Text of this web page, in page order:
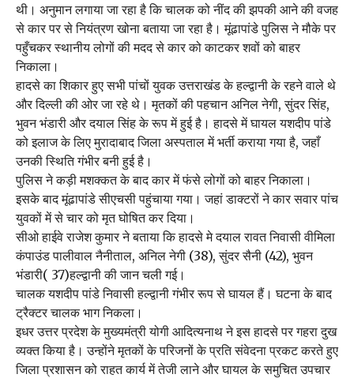
थी। अनुमान लगाया जा रहा है कि चालक को नींद की झपकी आने की वजह
से कार पर से नियंत्रण खोना बताया जा रहा है। मूंढापांडे पुलिस ने मौके पर
पहुँचकर स्थानीय लोगों की मदद से कार को काटकर शवों को बाहर
निकाला।
हादसे का शिकार हुए सभी पांचों युवक उत्तराखंड के हल्द्वानी के रहने वाले थे
और दिल्ली की ओर जा रहे थे। मृतकों की पहचान अनिल नेगी, सुंदर सिंह,
भुवन भंडारी और दयाल सिंह के रूप में हुई है। हादसे में घायल यशदीप पांडे
को इलाज के लिए मुरादाबाद जिला अस्पताल में भर्ती कराया गया है, जहाँ
उनकी स्थिति गंभीर बनी हुई है।
पुलिस ने कड़ी मशक्कत के बाद कार में फंसे लोगों को बाहर निकाला।
इसके बाद मूंढापांडे सीएचसी पहुंचाया गया। जहां डाक्टरों ने कार सवार पांच
युवकों में से चार को मृत घोषित कर दिया।
सीओ हाईवे राजेश कुमार ने बताया कि हादसे मे दयाल रावत निवासी वीमिला
कंपाउंड पालीवाल नैनीताल, अनिल नेगी (38), सुंदर सैनी (42), भुवन
भंडारी( 37)हल्द्वानी की जान चली गई।
चालक यशदीप पांडे निवासी हल्द्वानी गंभीर रूप से घायल हैं। घटना के बाद
ट्रैक्टर चालक भाग निकला।
इधर उत्तर प्रदेश के मुख्यमंत्री योगी आदित्यनाथ ने इस हादसे पर गहरा दुख
व्यक्त किया है। उन्होंने मृतकों के परिजनों के प्रति संवेदना प्रकट करते हुए
जिला प्रशासन को राहत कार्य में तेजी लाने और घायल के समुचित उपचार